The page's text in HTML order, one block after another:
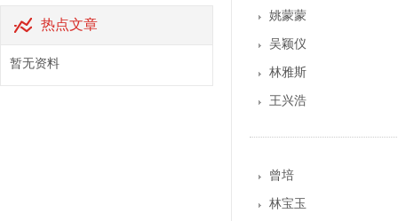
热点文章
暂无资料
姚蒙蒙
吴颖仪
林雅斯
王兴浩
曾培
林宝玉